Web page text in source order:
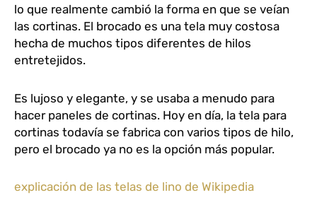
lo que realmente cambió la forma en que se veían
las cortinas. El brocado es una tela muy costosa
hecha de muchos tipos diferentes de hilos
entretejidos.
Es lujoso y elegante, y se usaba a menudo para
hacer paneles de cortinas. Hoy en día, la tela para
cortinas todavía se fabrica con varios tipos de hilo,
pero el brocado ya no es la opción más popular.
explicación de las telas de lino de Wikipedia